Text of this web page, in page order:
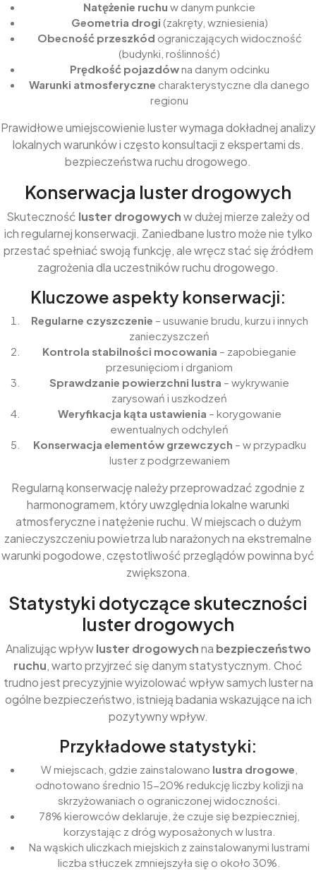
Natężenie ruchu w danym punkcie
Geometria drogi (zakręty, wzniesienia)
Obecność przeszkód ograniczających widoczność
(budynki, roślinność)
Prędkość pojazdówna danym odcinku
Warunki atmosferyczne charakterystyczne dla danego
regionu
Prawidłowe umiejscowienie luster wymaga dokładnej analizy
lokalnych warunków i często konsultacji z ekspertami ds.
bezpieczeństwa ruchu drogowego.
Konserwacja luster drogowych
Skuteczność luster drogowychw dużej mierze zależy od
ich regularnej konserwacji. Zaniedbane lustro może nie tylko
przestać spełniać swoją funkcję, ale wręcz stać się źródłem
zagrożenia dla uczestników ruchu drogowego.
Kluczowe aspekty konserwacji:
Regularne czyszczenie – usuwanie brudu, kurzu i innych
zanieczyszczeń
Kontrola stabilności mocowania – zapobieganie
przesunięciom i drganiom
Sprawdzanie powierzchni lustra – wykrywanie
zarysowań i uszkodzeń
Weryfikacja kąta ustawienia – korygowanie
ewentualnych odchyleń
Konserwacja elementów grzewczych – w przypadku
luster z podgrzewaniem
Regularną konserwację należy przeprowadzać zgodnie z
harmonogramem, który uwzględnia lokalne warunki
atmosferyczne i natężenie ruchu. W miejscach o dużym
zanieczyszczeniu powietrza lub narażonych na ekstremalne
warunki pogodowe, częstotliwość przeglądów powinna być
zwiększona.
Statystyki dotyczące skuteczności
luster drogowych
Analizując wpływluster drogowychna bezpieczeństwo
ruchu, warto przyjrzeć się danym statystycznym. Choć
trudno jest precyzyjnie wyizolować wpływ samych luster na
ogólne bezpieczeństwo, istnieją badania wskazujące na ich
pozytywny wpływ.
Przykładowe statystyki:
W miejscach, gdzie zainstalowano lustra drogowe
odnotowano średnio 15-20% redukcję liczby kolizji na
skrzyżowaniach o ograniczonej widoczności.
78% kierowców deklaruje, że czuje się bezpieczniej,
korzystając z dróg wyposażonych w lustra.
Na wąskich uliczkach miejskich z zainstalowanymi lustrami
liczba stłuczek zmniejszyła się o około 30%.